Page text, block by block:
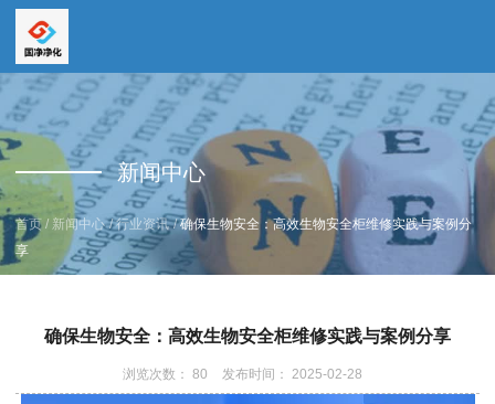
全国服务热线
19157616862
全国服务热线
15669159195新闻中心
首页 / 新闻中心 /行业资讯 /确保生物安全：高效生物安全柜维修实践与案例分
享
确保生物安全：高效生物安全柜维修实践与案例分享
浏览次数： 80 发布时间： 2025-02-28